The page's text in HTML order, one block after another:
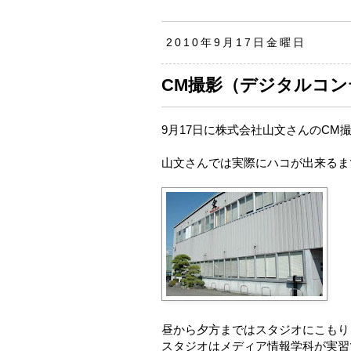
2010年9月17日金曜日
CM撮影（デジタルコ
9月17日に株式会社山文さんのCM
山文さんでは実際にハコが出来る
昼から夕方まではスタジオにこも
スタジオはメディア情報学科が実